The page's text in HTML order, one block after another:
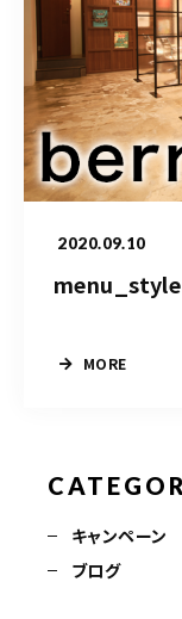
2020.09.10
menu_style
MORE
キャンペーン
ブログ
TERMINAL bern